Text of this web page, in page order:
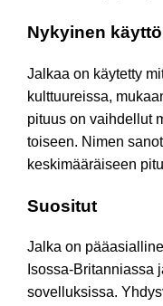
Nykyinen käyttö
Jalkaa on käytetty
kulttuureissa,
pituus on vaihdellut
toiseen. Nimen
keskimääräiseen
Suositut
Jalka on
Isossa-Britanniassa
sovelluksissa.